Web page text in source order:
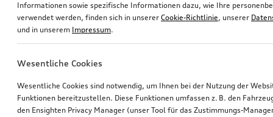
Informationen sowie spezifische Informationen dazu, wie Ihre
verwendet werden, finden sich in unserer Cookie-Richtlinie, unserer
und in unserem Impressum.
Wesentliche Cookies
Wesentliche Cookies sind notwendig, um Ihnen bei der Nutzung der
Funktionen bereitzustellen. Diese Funktionen umfassen z. B. den
den Ensighten Privacy Manager (unser Tool für das Zustimmungs-